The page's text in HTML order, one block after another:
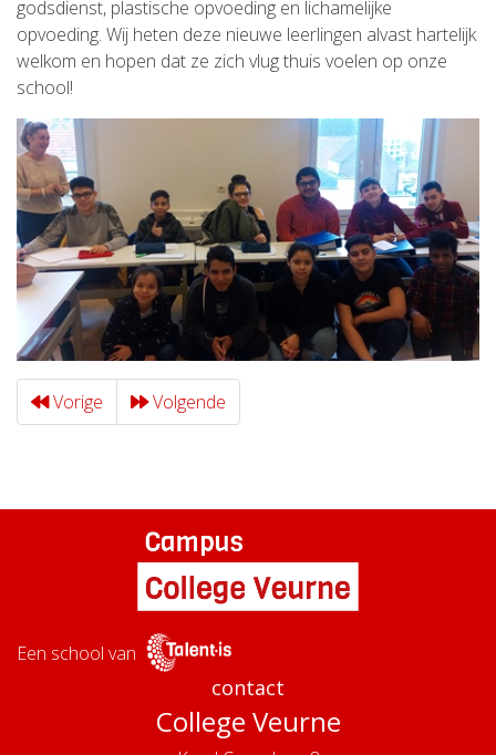
godsdienst, plastische opvoeding en lichamelijke
opvoeding. Wij heten deze nieuwe leerlingen alvast hartelijk
welkom en hopen dat ze zich vlug thuis voelen op onze
school!
Vorige Volgende
Een school van
contact
College Veurne